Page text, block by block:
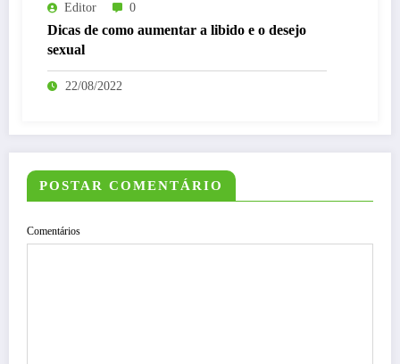
Editor 0
Dicas de como aumentar a libido e o desejo
sexual
22/08/2022
POSTAR COMENTÁRIO
Comentários